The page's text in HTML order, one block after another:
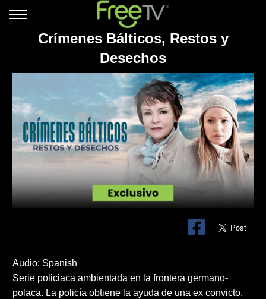
Crímenes Bálticos, Restos y
Desechos
Audio: Spanish
Serie policiaca ambientada en la frontera germano-
polaca. La policía obtiene la ayuda de una ex convicto,